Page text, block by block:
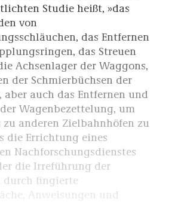
Studie heißt, »das
von
das Entfernen
das Streuen
Achsenlager der Waggons,
der Schmierbüchsen der
aber auch das Entfernen und
Wagenbezettelung, um
zu anderen Zielbahnhöfen zu
die Errichtung eines
Nachforschungsdienstes
die Irreführung der
durch fingierte
Anweisungen und